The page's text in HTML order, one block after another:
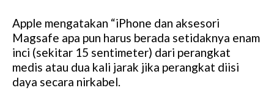
Apple mengatakan “iPhone dan aksesori
Magsafe apa pun harus berada setidaknya enam
inci (sekitar 15 sentimeter) dari perangkat
medis atau dua kali jarak jika perangkat diisi
daya secara nirkabel.